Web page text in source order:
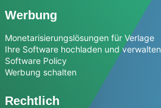
Werbung
Monetarisierungslösungen für Verlage
Ihre Software hochladen und verwalten
Software Policy
Werbung schalten
Rechtlich